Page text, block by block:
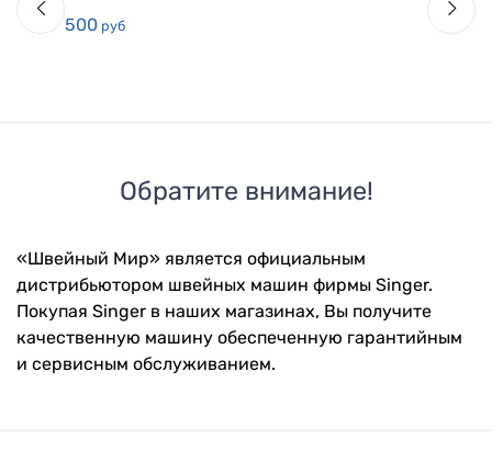
500 руб
Обратите внимание!
«Швейный Мир» является официальным
дистрибьютором швейных машин фирмы Singer.
Покупая Singer в наших магазинах, Вы получите
качественную машину обеспеченную гарантийным
и сервисным обслуживанием.